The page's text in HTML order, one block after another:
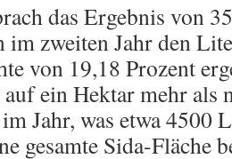
das Ergebnis von
im zweiten Jahr den
von 19,18 Prozent
ein Hektar mehr als
Jahr, was etwa 4500
gesamte Sida-Fläche